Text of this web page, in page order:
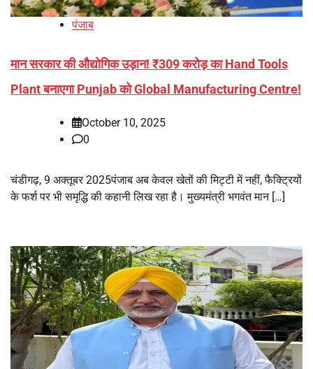
पंजाब
मान सरकार की औद्योगिक उड़ान! ₹309 करोड़ का Hand Tools
Plant बनाएगा Punjab को Global Manufacturing Centre!
October 10, 2025
0
चंडीगढ़, 9 अक्तूबर 2025पंजाब अब केवल खेतों की मिट्टी में नहीं, फैक्ट्रियों
के फर्श पर भी समृद्धि की कहानी लिख रहा है। मुख्यमंत्री भगवंत मान […]